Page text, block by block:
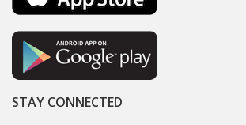
STAY CONNECTED